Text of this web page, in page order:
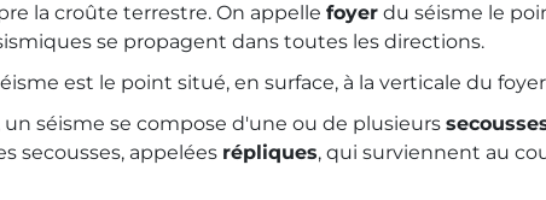
la croûte terrestre. On appelle foyer du séisme le
se propagent dans toutes les directions.
est le point situé, en surface, à la verticale du
un séisme se compose d'une ou de plusieurs
secousses, appelées répliques, qui surviennent au